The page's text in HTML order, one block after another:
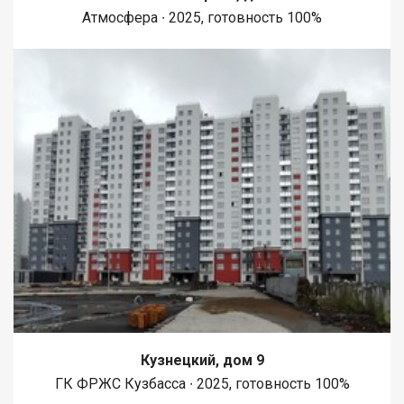
Атмосфера ∙ 2025, готовность 100%
Кузнецкий, дом 9
ГК ФРЖС Кузбасса ∙ 2025, готовность 100%